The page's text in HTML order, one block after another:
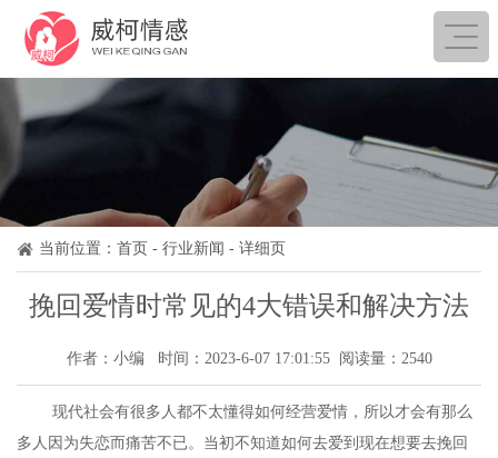
当前位置： 首页 - 行业新闻 - 详细页
挽回爱情时常见的4大错误和解决方法
作者：小编 时间：2023-6-07 17:01:55 阅读量：2540
现代社会有很多人都不太懂得如何经营爱情，所以才会有那么
多人因为失恋而痛苦不已。当初不知道如何去爱到现在想要去挽回